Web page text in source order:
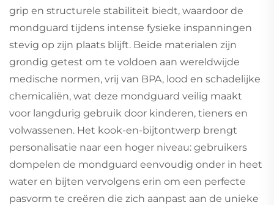
grip en structurele stabiliteit biedt, waardoor de
mondguard tijdens intense fysieke inspanningen
stevig op zijn plaats blijft. Beide materialen zijn
grondig getest om te voldoen aan wereldwijde
medische normen, vrij van BPA, lood en schadelijke
chemicaliën, wat deze mondguard veilig maakt
voor langdurig gebruik door kinderen, tieners en
volwassenen. Het kook-en-bijtontwerp brengt
personalisatie naar een hoger niveau: gebruikers
dompelen de mondguard eenvoudig onder in heet
water en bijten vervolgens erin om een perfecte
pasvorm te creëren die zich aanpast aan de unieke